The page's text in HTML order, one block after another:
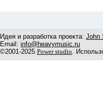
Идея и разработка проекта: John
Email: info@heavymusic.ru
©2001-2025 Power studio.